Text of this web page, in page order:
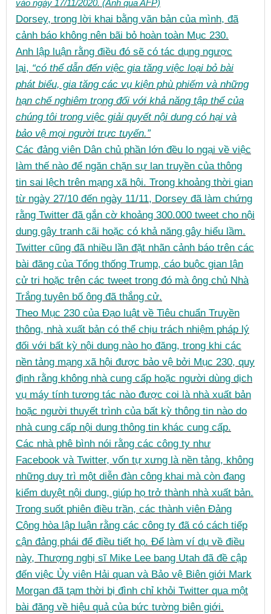
vào ngày 17/11/2020. (Ảnh qua AFP)
Dorsey, trong lời khai bằng văn bản của mình, đã
cảnh báo không nên bãi bỏ hoàn toàn Mục 230.
Anh lập luận rằng điều đó sẽ có tác dụng ngược
lại, “có thể dẫn đến việc gia tăng việc loại bỏ bài
phát biểu, gia tăng các vụ kiện phù phiếm và những
hạn chế nghiêm trọng đối với khả năng tập thể của
chúng tôi trong việc giải quyết nội dung có hại và
bảo vệ mọi người trực tuyến.”
Các đảng viên Dân chủ phần lớn đều lo ngại về việc
làm thế nào để ngăn chặn sự lan truyền của thông
tin sai lệch trên mạng xã hội. Trong khoảng thời gian
từ ngày 27/10 đến ngày 11/11, Dorsey đã làm chứng
rằng Twitter đã gắn cờ khoảng 300.000 tweet cho nội
dung gây tranh cãi hoặc có khả năng gây hiểu lầm.
Twitter cũng đã nhiều lần đặt nhãn cảnh báo trên các
bài đăng của Tổng thống Trump, cáo buộc gian lận
cử tri hoặc trên các tweet trong đó mà ông chủ Nhà
Trắng tuyên bố ông đã thắng cử.
Theo Mục 230 của Đạo luật về Tiêu chuẩn Truyền
thông, nhà xuất bản có thể chịu trách nhiệm pháp lý
đối với bất kỳ nội dung nào họ đăng, trong khi các
nền tảng mạng xã hội được bảo vệ bởi Mục 230, quy
định rằng không nhà cung cấp hoặc người dùng dịch
vụ máy tính tương tác nào được coi là nhà xuất bản
hoặc người thuyết trình của bất kỳ thông tin nào do
nhà cung cấp nội dung thông tin khác cung cấp.
Các nhà phê bình nói rằng các công ty như
Facebook và Twitter, vốn tự xưng là nền tảng, không
những duy trì một diễn đàn công khai mà còn đang
kiểm duyệt nội dung, giúp họ trở thành nhà xuất bản.
Trong suốt phiên điều trần, các thành viên Đảng
Cộng hòa lập luận rằng các công ty đã có cách tiếp
cận đảng phái để điều tiết họ. Để làm ví dụ về điều
này, Thượng nghị sĩ Mike Lee bang Utah đã đề cập
đến việc Ủy viên Hải quan và Bảo vệ Biên giới Mark
Morgan đã tạm thời bị đình chỉ khỏi Twitter qua một
bài đăng về hiệu quả của bức tường biên giới.